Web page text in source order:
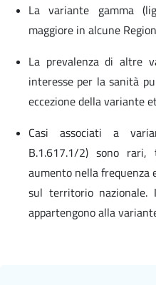
La variante gamma
maggiore in alcune
La prevalenza di altre
interesse per la sanità
eccezione della variante
Casi associati a
B.1.617.1/2) sono
aumento nella frequenza
sul territorio nazionale.
appartengono alla